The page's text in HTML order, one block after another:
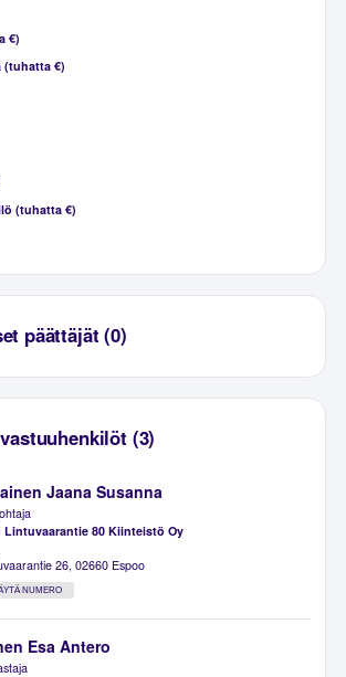
€)
(tuhatta €)
(tuhatta €)
päättäjät (0)
(3)
Jaana Susanna
Lintuvaarantie 80 Kiinteistö Oy
26, 02660 Espoo
NUMERO
Esa Antero